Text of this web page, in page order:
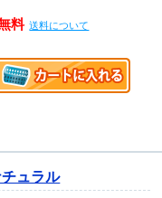
料 送料について
ュラル